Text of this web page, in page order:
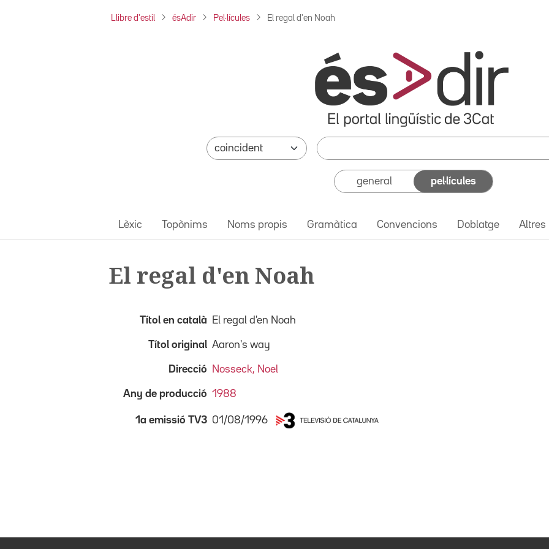
Llibre d'estil ésAdir Pel·lícules El regal d'en Noah
general pel·lícules
Lèxic Topònims Noms propis Gramàtica Convencions Doblatge Altres
El regal d'en Noah
Títol en català El regal d'en Noah
Títol original Aaron's way
Direcció Nosseck, Noel
Any de producció 1988
1a emissió TV3 01/08/1996